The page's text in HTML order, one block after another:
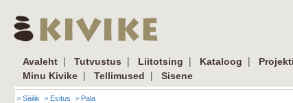
Avaleht | Tutvustus | Liitotsing | Kataloog |
Minu Kivike | Tellimused | Sisene
> Säilik > Esitus > Pala